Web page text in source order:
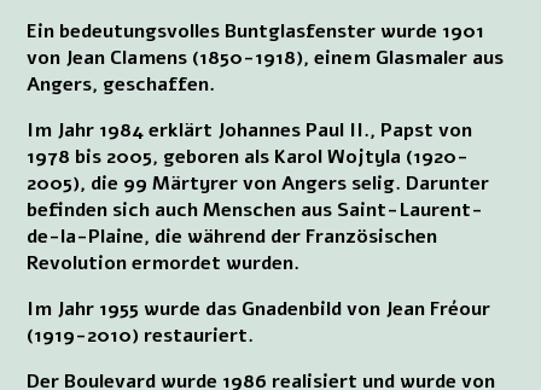
Ein bedeutungsvolles Buntglasfenster wurde 1901
von Jean Clamens (1850-1918), einem Glasmaler aus
Angers, geschaffen.
Im Jahr 1984 erklärt Johannes Paul II., Papst von
1978 bis 2005, geboren als Karol Wojtyla (1920-
2005), die 99 Märtyrer von Angers selig. Darunter
befinden sich auch Menschen aus Saint-Laurent-
de-la-Plaine, die während der Französischen
Revolution ermordet wurden.
Im Jahr 1955 wurde das Gnadenbild von Jean Fréour
(1919-2010) restauriert.
Der Boulevard wurde 1986 realisiert und wurde von